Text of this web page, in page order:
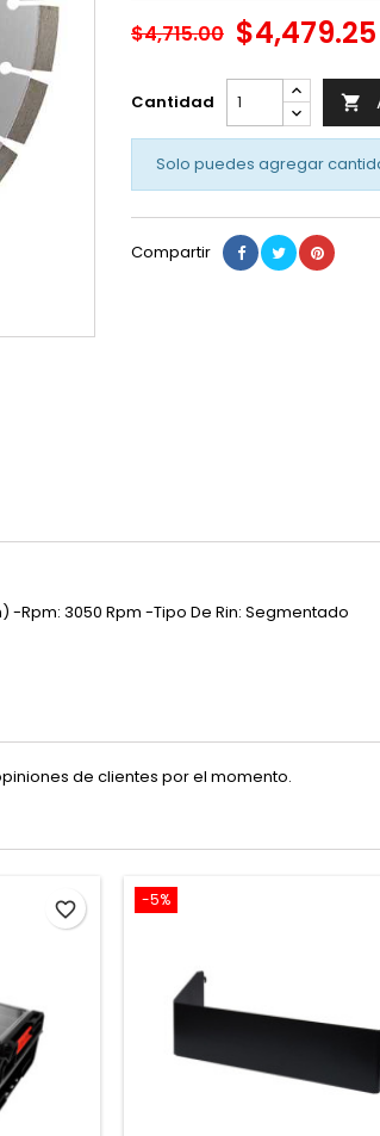
$4,715.00 $4,479.25
Cantidad 
Solo puedes agregar
Compartir
-Rpm: 3050 Rpm -Tipo De Rin: Segmentado
de clientes por el momento.
favorite_border -5%